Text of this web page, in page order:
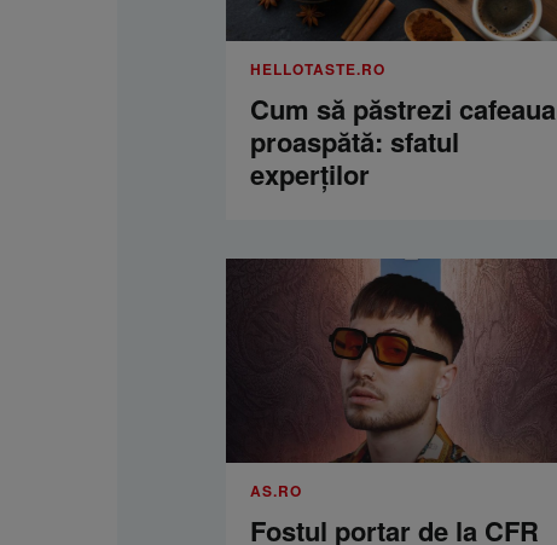
HELLOTASTE.RO
Cum să păstrezi cafeaua
proaspătă: sfatul
experților
AS.RO
Fostul portar de la CFR